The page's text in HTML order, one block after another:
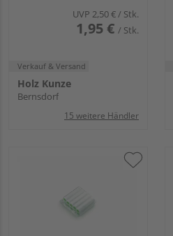
UVP 2,50 €/ Stk.
1,95 € / Stk.
Verkauf & Versand
Holz Kunze
Bernsdorf
15 weitere Händler